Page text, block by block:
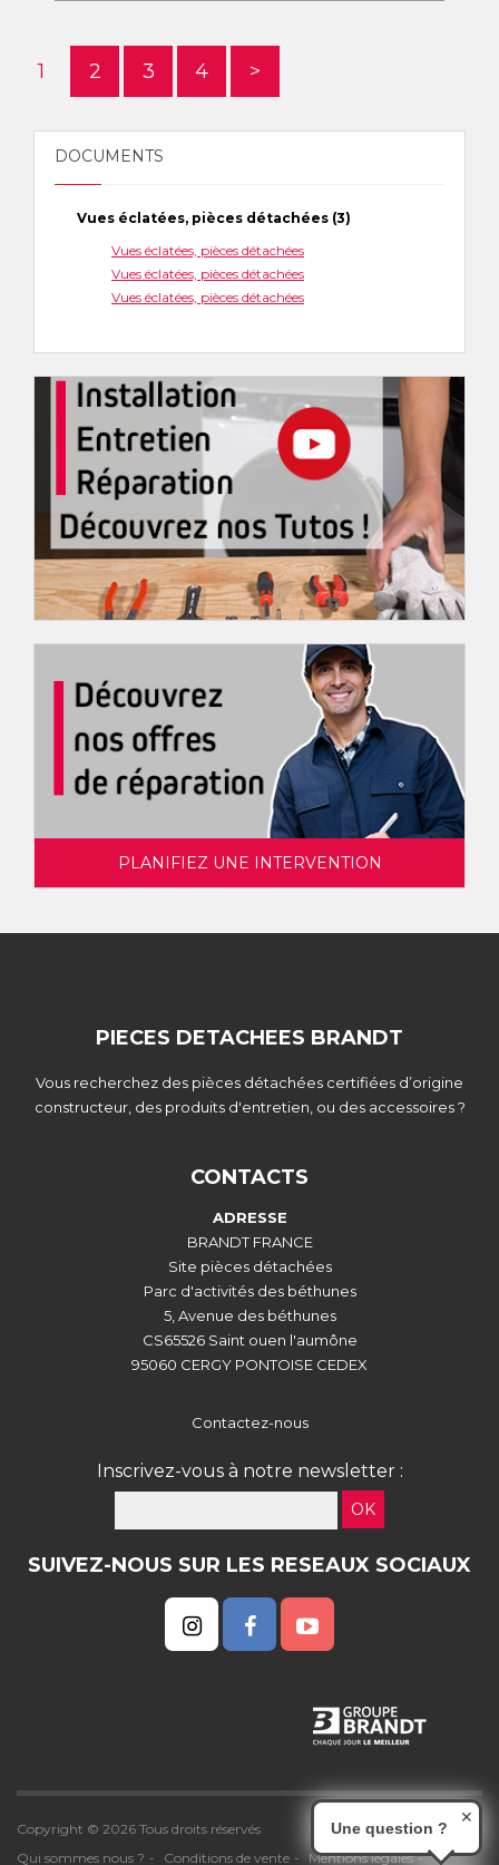
1 2 3 4 >
DOCUMENTS
Vues éclatées, pièces détachées (3)
Vues éclatées, pièces détachées
Vues éclatées, pièces détachées
Vues éclatées, pièces détachées
PLANIFIEZ UNE INTERVENTION
PIECES DETACHEES BRANDT
Vous recherchez des pièces détachées certifiées d’origine
constructeur, des produits d'entretien, ou des accessoires ?
CONTACTS
ADRESSE
BRANDT FRANCE
Site pièces détachées
Parc d'activités des béthunes
5, Avenue des béthunes
CS65526 Saint ouen l'aumône
95060 CERGY PONTOISE CEDEX
Contactez-nous
Inscrivez-vous à notre newsletter :
OK
SUIVEZ-NOUS SUR LES RESEAUX SOCIAUX
Copyright © 2026 Tous droits réservés
Qui sommes nous ?
Conditions de vente Mentions légales
Une question ?
✕